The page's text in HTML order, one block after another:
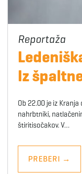
Iz
Ob 22.00 je iz
nahrbtniki,
štiritisočakov. V…
PREBERI →